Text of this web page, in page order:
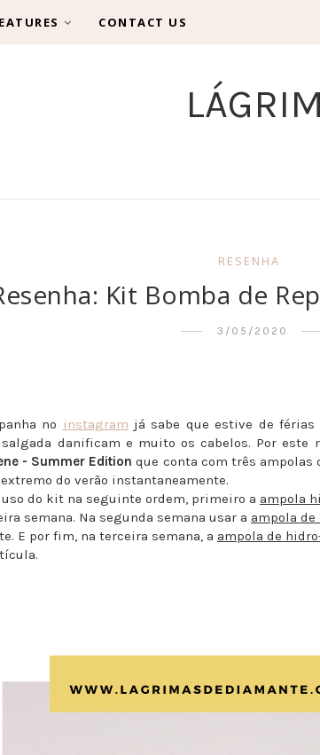
CONTACT US
RESENHA
Kit Bomba de
3/05/2020
no instagram já sabe que estive de
danificam e muito os cabelos. Por este
- Summer Edition que conta com três ampolas
do verão instantaneamente.
uso do kit na seguinte ordem, primeiro a ampola
semana. Na segunda semana usar a ampola de
E por fim, na terceira semana, a ampola de